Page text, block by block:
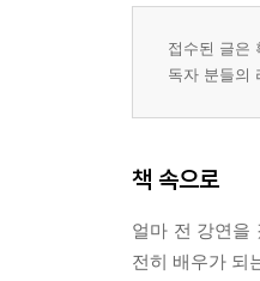
접수된 글은
독자 분들의
책 속으로
얼마 전 강연을
전히 배우가 되